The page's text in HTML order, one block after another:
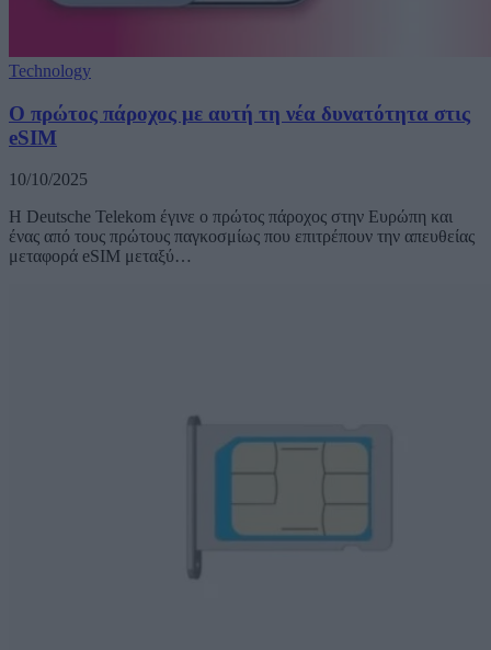
Technology
Ο πρώτος πάροχος με αυτή τη νέα δυνατότητα στις
eSIM
10/10/2025
H Deutsche Telekom έγινε ο πρώτος πάροχος στην Ευρώπη και
ένας από τους πρώτους παγκοσμίως που επιτρέπουν την απευθείας
μεταφορά eSIM μεταξύ…